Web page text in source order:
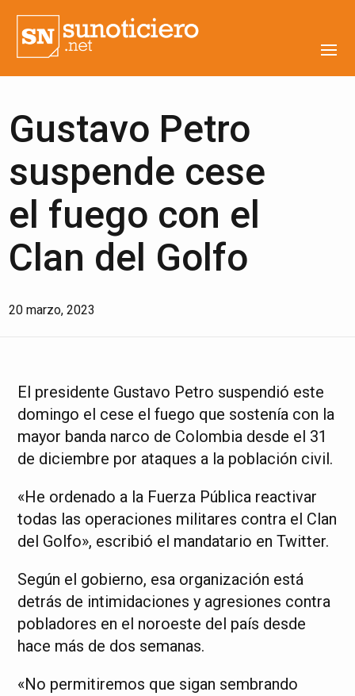
Gustavo Petro
suspende cese
el fuego con el
Clan del Golfo
20 marzo, 2023
El presidente Gustavo Petro suspendió este
domingo el cese el fuego que sostenía con la
mayor banda narco de Colombia desde el 31
de diciembre por ataques a la población civil.
«He ordenado a la Fuerza Pública reactivar
todas las operaciones militares contra el Clan
del Golfo», escribió el mandatario en Twitter.
Según el gobierno, esa organización está
detrás de intimidaciones y agresiones contra
pobladores en el noroeste del país desde
hace más de dos semanas.
«No permitiremos que sigan sembrando